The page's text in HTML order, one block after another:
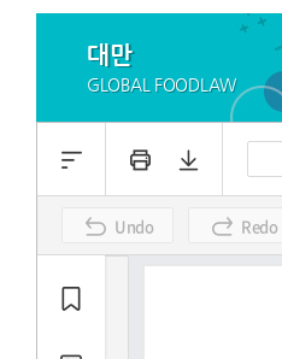
대만
GLOBAL FOODLAW